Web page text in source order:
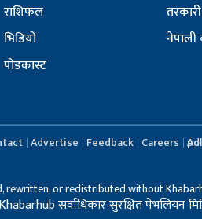
राशिफल
भिडियो
पोडकास्ट
तरकारी
नेपाली
Advertise Feedback Careers Ad
rewritten, or redistributed without
सर्वाधिकार सुरक्षित पेभलियन